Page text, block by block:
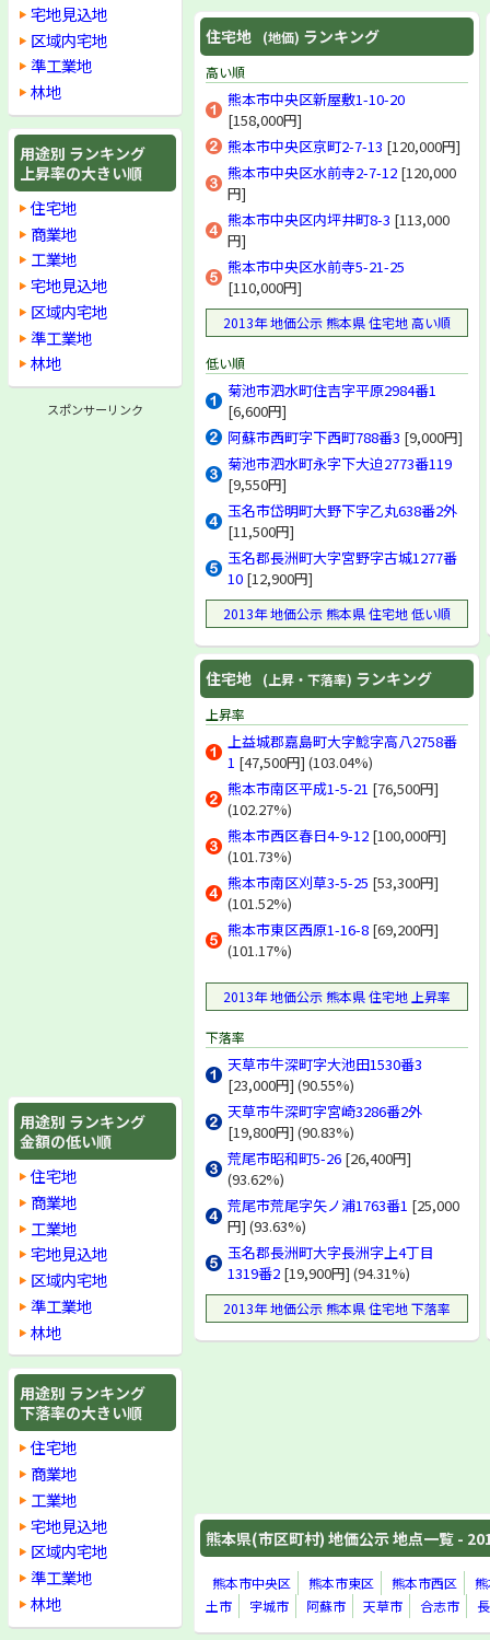
住宅地 (地価) ランキング
高い順
熊本市中央区新屋敷1-10-20
[158,000円]
熊本市中央区京町2-7-13 [120,000円]
熊本市中央区水前寺2-7-12 [120,000
円]
熊本市中央区内坪井町8-3 [113,000
円]
熊本市中央区水前寺5-21-25
[110,000円]
2013年 地価公示 熊本県 住宅地 高い順
低い順
菊池市泗水町住吉字平原2984番1
[6,600円]
阿蘇市西町字下西町788番3 [9,000円]
菊池市泗水町永字下大迫2773番119
[9,550円]
玉名市岱明町大野下字乙丸638番2外
[11,500円]
玉名郡長洲町大字宮野字古城1277番
10 [12,900円]
2013年 地価公示 熊本県 住宅地 低い順
住宅地 (上昇・下落率) ランキング
上昇率
上益城郡嘉島町大字鯰字高八2758番
1 [47,500円] (103.04%)
熊本市南区平成1-5-21 [76,500円]
(102.27%)
熊本市西区春日4-9-12 [100,000円]
(101.73%)
熊本市南区刈草3-5-25 [53,300円]
(101.52%)
熊本市東区西原1-16-8 [69,200円]
(101.17%)
2013年 地価公示 熊本県 住宅地 上昇率
下落率
天草市牛深町字大池田1530番3
[23,000円] (90.55%)
天草市牛深町字宮崎3286番2外
[19,800円] (90.83%)
荒尾市昭和町5-26 [26,400円]
(93.62%)
荒尾市荒尾字矢ノ浦1763番1 [25,000
円] (93.63%)
玉名郡長洲町大字長洲字上4丁目
1319番2 [19,900円] (94.31%)
2013年 地価公示 熊本県 住宅地 下落率
熊本県(市区町村) 地価公示 地点一覧 -
熊本市中央区 熊本市東区 熊本市西区
土市
宇城市 阿蘇市 天草市 合志市
宅地見込地
区域内宅地
準工業地
林地
用途別 ランキング
上昇率の大きい順
住宅地
商業地
工業地
宅地見込地
区域内宅地
準工業地
林地
スポンサーリンク
用途別 ランキング
金額の低い順
住宅地
商業地
工業地
宅地見込地
区域内宅地
準工業地
林地
用途別 ランキング
下落率の大きい順
住宅地
商業地
工業地
宅地見込地
区域内宅地
準工業地
林地